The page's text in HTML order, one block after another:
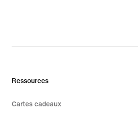
Ressources
Cartes cadeaux